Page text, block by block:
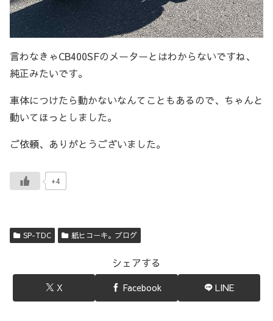
言わなきゃCB400SFのメーターとはわからないですね、
純正みたいです。
車体につけたら動かないなんてこともあるので、ちゃんと
動いてほっとしました。
ご依頼、ありがとうございました。
+4
SP-TDC 紙ヒコーキ。ブログ
シェアする
X Facebook LINE